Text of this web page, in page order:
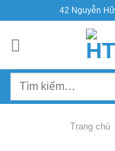
nội
42 Nguyễn
Tìm
Trang chủ